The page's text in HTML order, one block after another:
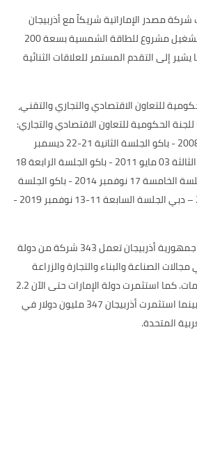
2020، أصبحت شركة مصدر الإماراتية شريكاً مع أذربيجان
لتصميم وتمويل وبناء وتشغيل مشروع للطاقة الشمسية بسعة 200
إلى التقدم المستمر للعلاقات الثنائية
الحكومية للتعاون الاقتصادي والتجاري والتقني،
الحكومية للتعاون الاقتصادي والتجاري:
الجلسة الأولى 26 مايو 2008 - باكو الجلسة الثانية 21-22 ديسمبر
2009 - أبوظبي الجلسة الثالثة 03 مايو 2011 - باكو الجلسة الرابعة 18
ديسمبر 2012 - دبي الجلسة الخامسة 17 نوفمبر 2014 - باكو الجلسة
السادسة 20 ابريل 2017 – دبي الجلسة السابعة 11-13 نوفمبر 2019 -
وفقًا لوزير الاقتصاد في جمهورية أذربيجان تعمل 343 شركة من دولة
الصناعة والبناء والتجارة والزراعة
والاتصالات والنقل والخدمات. كما استثمرت دولة الإمارات حتى الآن 2.2
مليار دولار في أذربيجان بينما استثمرت أذربيجان 347 مليون دولار في
المتحدة.